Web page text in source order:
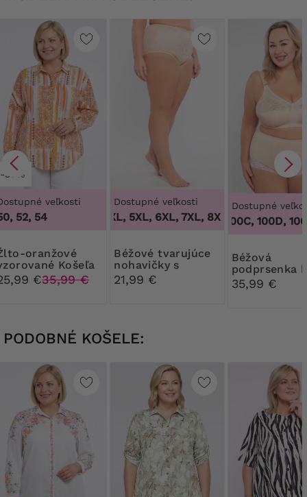
-30%
veľkosti
52, 54
Košeľa
€35,99 €
Dostupné veľkosti
3XL, 4XL, 5XL, 6XL, 7XL, 8XL, 9XL, 3XL,
Béžové tvarujúce
nohavičky s
kvetinovou čipkou
21,99 €
Dostupné
100B, 100C, 100D,
Béžová
podprsenka
kostic
35,99 €
PODOBNÉ KOŠELE: